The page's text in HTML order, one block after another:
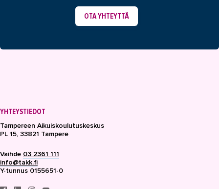
OTA YHTEYTTÄ
YHTEYSTIEDOT
Tampereen Aikuiskoulutuskeskus
PL 15, 33821 Tampere
Vaihde 03 2361 111
info@takk.fi
Y-tunnus 0155651-0